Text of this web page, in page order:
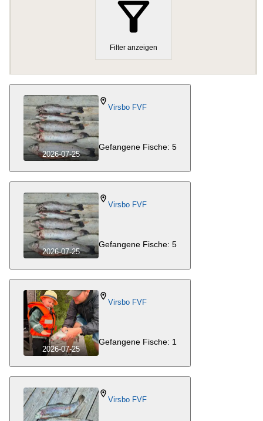
Filter anzeigen
2026-07-25
Virsbo FVF
Gefangene Fische: 5
2026-07-25
Virsbo FVF
Gefangene Fische: 5
2026-07-25
Virsbo FVF
Gefangene Fische: 1
Virsbo FVF